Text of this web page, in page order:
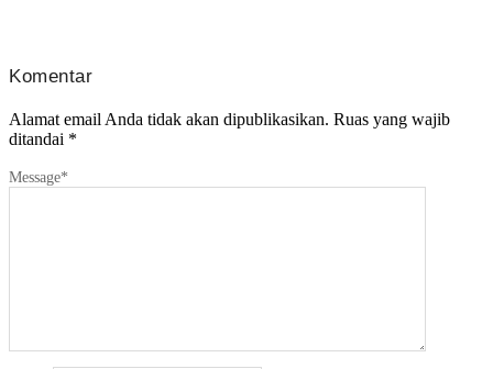
Komentar
Alamat email Anda tidak akan dipublikasikan. Ruas yang wajib
ditandai *
Message*